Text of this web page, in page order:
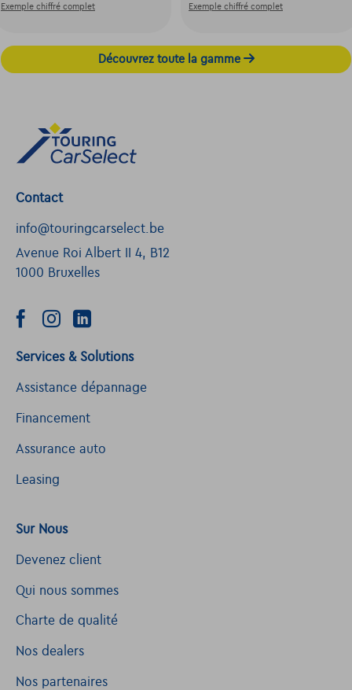
Exemple chiffré complet Exemple chiffré complet
Découvrez toute la gamme
Contact
info@touringcarselect.be
Avenue Roi Albert II 4, B12
1000 Bruxelles
Services & Solutions
Assistance dépannage
Financement
Assurance auto
Leasing
Sur Nous
Devenez client
Qui nous sommes
Charte de qualité
Nos dealers
Nos partenaires